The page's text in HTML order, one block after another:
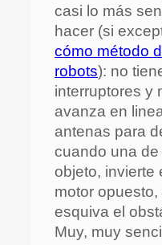
casi lo más
hacer (si
cómo método
robots): no
interruptores y
avanza en
antenas para
cuando una
objeto, invierte
motor
esquiva el
Muy, muy